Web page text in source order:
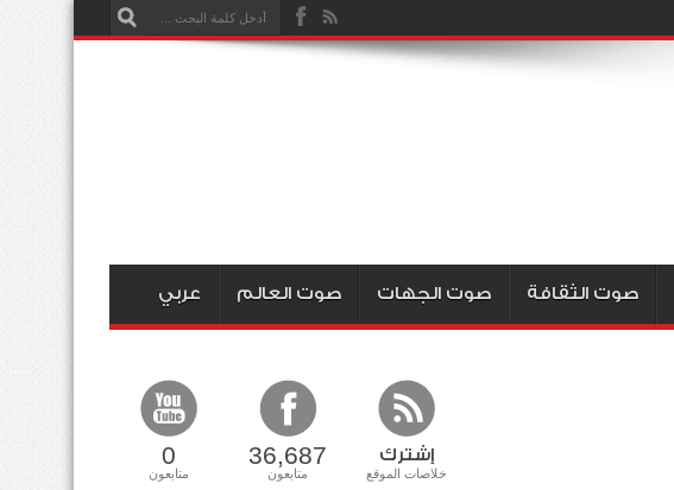
صوت الثقافة صوت الجهات صوت العالم عربي
إشترك
خلاصات الموقع
36,687
متابعون
0
متابعون